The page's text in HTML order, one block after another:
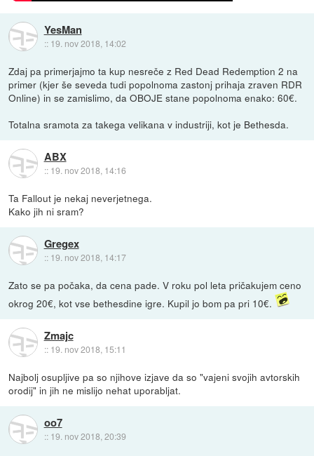
YesMan
:: 19. nov 2018, 14:02
Zdaj pa primerjajmo ta kup nesreče z Red Dead Redemption 2 na
primer (kjer še seveda tudi popolnoma zastonj prihaja zraven RDR
Online) in se zamislimo, da OBOJE stane popolnoma enako: 60€.
Totalna sramota za takega velikana v industriji, kot je Bethesda.
ABX
:: 19. nov 2018, 14:16
Ta Fallout je nekaj neverjetnega.
Kako jih ni sram?
Gregex
:: 19. nov 2018, 14:17
Zato se pa počaka, da cena pade. V roku pol leta pričakujem ceno
okrog 20€, kot vse bethesdine igre. Kupil jo bom pa pri 10€.
Zmajc
:: 19. nov 2018, 15:11
Najbolj osupljive pa so njihove izjave da so "vajeni svojih avtorskih
orodij" in jih ne mislijo nehat uporabljat.
oo7
:: 19. nov 2018, 20:39